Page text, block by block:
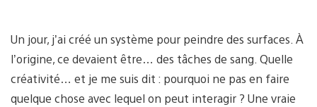
Un jour, j’ai créé un système pour peindre des surfaces. À
l’origine, ce devaient être… des tâches de sang. Quelle
créativité… et je me suis dit : pourquoi ne pas en faire
quelque chose avec lequel on peut interagir ? Une vraie